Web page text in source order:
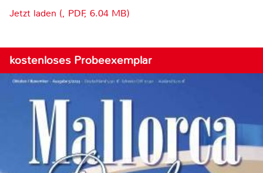
Jetzt laden (, PDF, 6.04 MB)
kostenloses Probeexemplar